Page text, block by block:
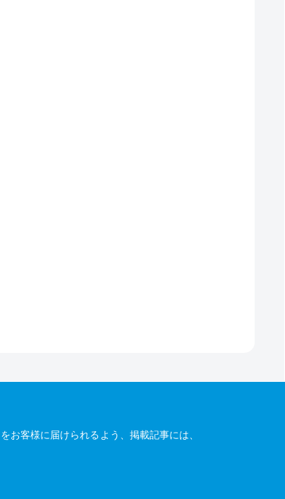
お客様に届けられるよう、掲載記事には、